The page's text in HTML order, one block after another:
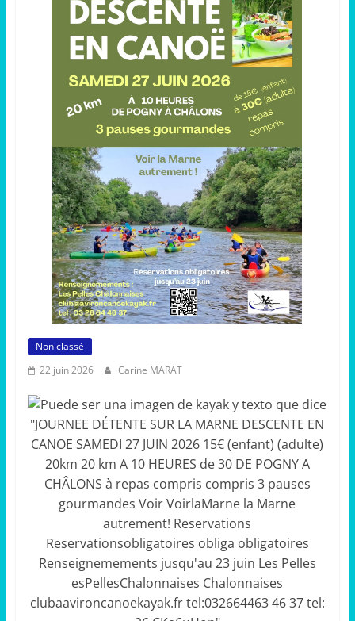
Non classé
22 juin 2026
Carine MARAT